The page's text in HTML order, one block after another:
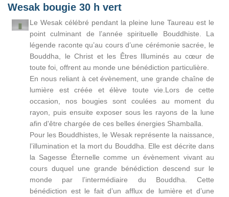
Wesak bougie 30 h vert
Le Wesak célébré pendant la pleine lune Taureau est le
point culminant de l’année spirituelle Bouddhiste. La
légende raconte qu’au cours d’une cérémonie sacrée, le
Bouddha, le Christ et les Êtres Illuminés au cœur de
toute foi, offrent au monde une bénédiction particulière.
En nous reliant à cet évènement, une grande chaîne de
lumière est créée et élève toute vie.Lors de cette
occasion, nos bougies sont coulées au moment du
rayon, puis ensuite exposer sous les rayons de la lune
afin d'être chargée de ces belles énergies Shamballa.
Pour les Bouddhistes, le Wesak représente la naissance,
l’illumination et la mort du Bouddha. Elle est décrite dans
la Sagesse Éternelle comme un évènement vivant au
cours duquel une grande bénédiction descend sur le
monde par l’intermédiaire du Bouddha. Cette
bénédiction est le fait d’un afflux de lumière et d’une